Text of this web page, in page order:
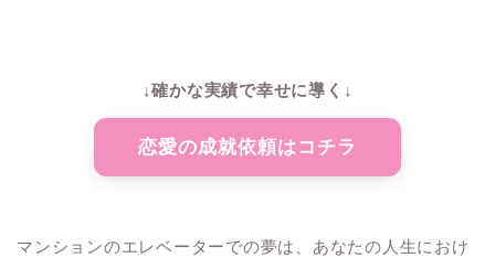
↓確かな実績で幸せに導く↓
恋愛の成就依頼はコチラ
マンションのエレベーターでの夢は、あなたの人生におけ